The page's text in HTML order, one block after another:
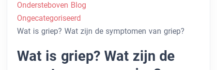
Ondersteboven Blog
Ongecategoriseerd
Wat is griep? Wat zijn de symptomen van griep?
Wat is griep? Wat zijn de